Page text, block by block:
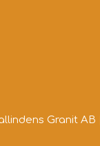
Granit AB